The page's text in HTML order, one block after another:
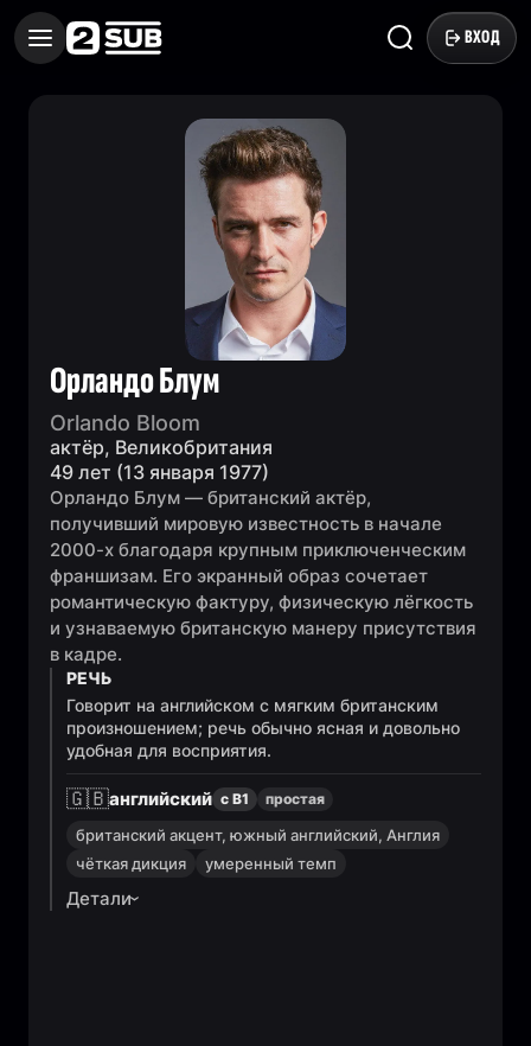
ВХОД
Орландо Блум
Orlando Bloom
актёр, Великобритания
49 лет (13 января 1977)
Орландо Блум — британский актёр,
получивший мировую известность в начале
2000-х благодаря крупным приключенческим
франшизам. Его экранный образ сочетает
романтическую фактуру, физическую лёгкость
и узнаваемую британскую манеру присутствия
в кадре.
РЕЧЬ
Говорит на английском с мягким британским
произношением; речь обычно ясная и довольно
удобная для восприятия.
🇬🇧английский с B1 простая
британский акцент, южный английский, Англия
чёткая дикция
умеренный темп
Детали